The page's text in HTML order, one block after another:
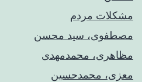
مشکلات مردم
مصطفوی، سید محسن
مظاهری، محمدمهدی
معزی، محمدحسین